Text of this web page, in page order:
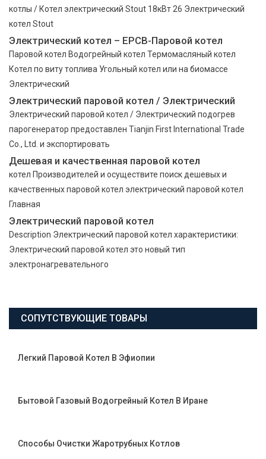
котлы / Котел электрический Stout 18кВт 26 Электрический
котел Stout
Электрический котел – EPCB-Паровой котел
Паровой котел Водогрейный котел Термомасляный котел
Котел по виту топлива Угольный котел или на биомассе
Электрический
Электрический паровой котел / Электрический
Электрический паровой котел / Электрический подогрев
парогенератор предоставлен Tianjin First International Trade
Co., Ltd. и экспортировать
Дешевая и качественная паровой котел
котел Производителей и осуществите поиск дешевых и
качественных паровой котел электрический паровой котел
Главная
Электрический паровой котел
Description Электрический паровой котел характеристики:
Электрический паровой котел это новый тип
электронагревательного
СОПУТСТВУЮЩИЕ ТОВАРЫ
Легкий Паровой Котел В Эфиопии
Бытовой Газовый Водогрейный Котел В Иране
Способы Очистки Жаротрубных Котлов